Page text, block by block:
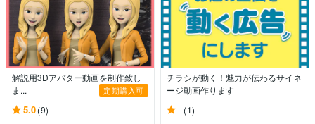
解説用3Dアバター動画を制作致し
ま...
定期購入可
5.0(9)
チラシが動く！魅力が伝わるサイネ
ージ動画作ります
- (1)